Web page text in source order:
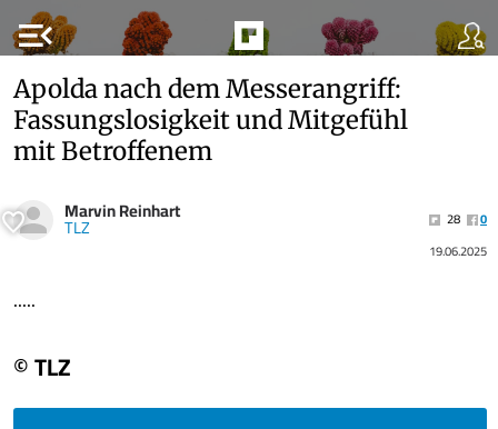
menu_open
Apolda nach dem Messerangriff:
Fassungslosigkeit und Mitgefühl
mit Betroffenem
Marvin Reinhart
TLZ 28
0
19.06.2025
.....
© TLZ